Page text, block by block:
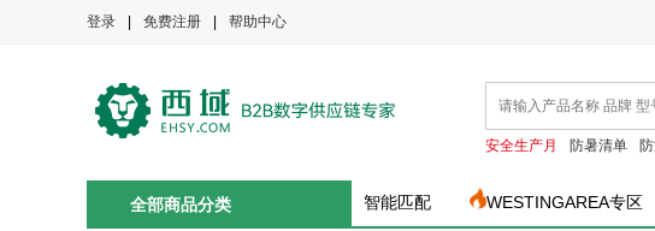
登录 免费注册 帮助中心
安全生产月 防暑清单
全部商品分类 智能匹配 WESTINGAREA专区